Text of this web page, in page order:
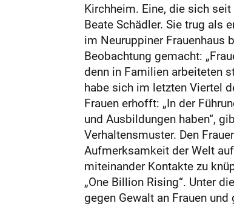
Kirchheim. Eine, die sich
Beate Schädler. Sie trug als
im Neuruppiner Frauenhaus
Beobachtung gemacht:
denn in Familien arbeiteten
habe sich im letzten Viertel
Frauen erhofft: „In der
und Ausbildungen haben“,
Verhaltensmuster. Den
Aufmerksamkeit der Welt
miteinander Kontakte zu
„One Billion Rising“. Unter
gegen Gewalt an Frauen